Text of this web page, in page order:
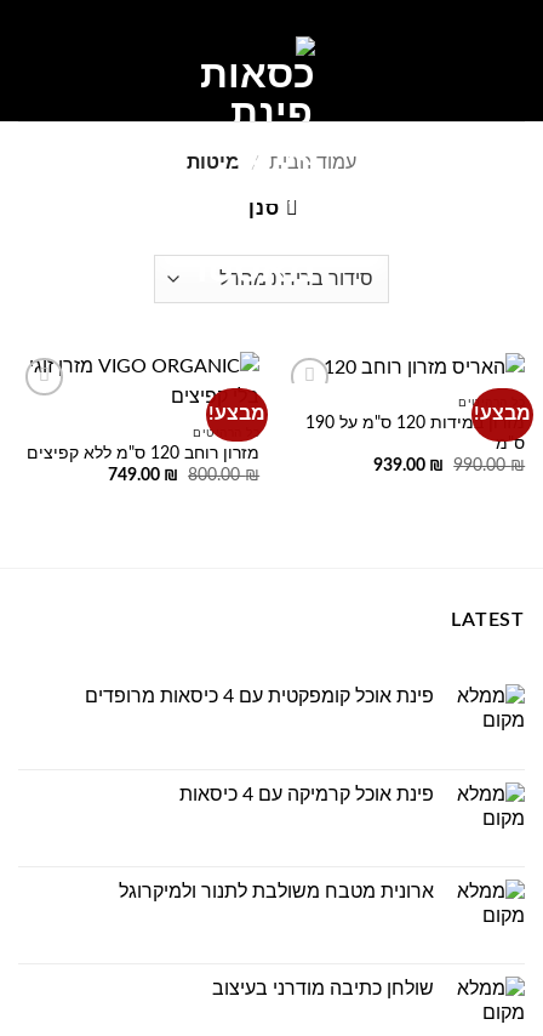
עמוד הבית / מיטות
סנן
מבצע!
Add to
wishlist
כל הרהיטים
מזרון במידות 120 ס"מ על 190
ס"מ
990.00₪
המחיר
939.00 ₪
המחיר
מבצע!
כל הרהיטים
מזרון רוחב 120 ס"מ ללא קפיצים
800.00₪
המחיר
749.00 ₪
המחיר
LATEST
פינת אוכל קומפקטית עם 4 כיסאות מרופדים
פינת אוכל קרמיקה עם 4 כיסאות
ארונית מטבח משולבת לתנור ולמיקרוגל
שולחן כתיבה מודרני בעיצוב